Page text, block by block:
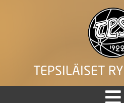
TEPSILÄISET